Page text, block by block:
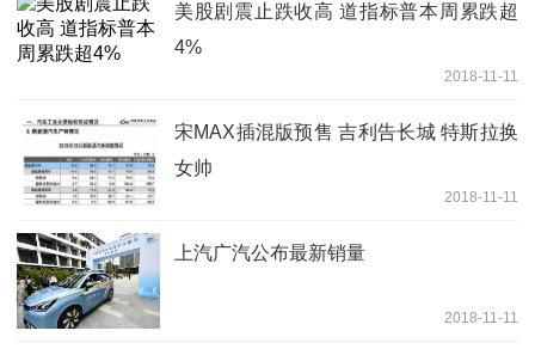
美股剧震止跌收高 道指标普本周累跌超
4%
2018-11-11
宋MAX插混版预售 吉利告长城 特斯拉换
女帅
2018-11-11
上汽广汽公布最新销量
2018-11-11